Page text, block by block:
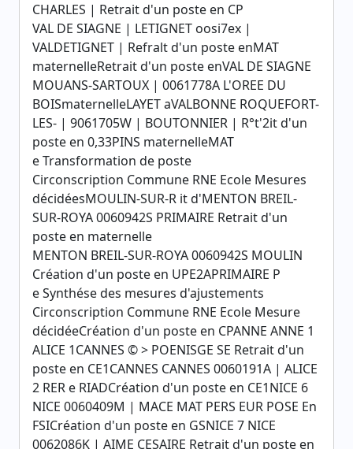
CHARLES | Retrait d'un poste en CP
VAL DE SIAGNE | LETIGNET oosi7ex |
VALDETIGNET | Refralt d'un poste enMAT
maternelleRetrait d'un poste enVAL DE SIAGNE
MOUANS-SARTOUX | 0061778A L'OREE DU
BOISmaternelleLAYET aVALBONNE ROQUEFORT-
LES- | 9061705W | BOUTONNIER | R°t'2it d'un
poste en 0,33PINS maternelleMAT
e Transformation de poste
Circonscription Commune RNE Ecole Mesures
décidéesMOULIN-SUR-R it d'MENTON BREIL-
SUR-ROYA 0060942S PRIMAIRE Retrait d'un
poste en maternelle
MENTON BREIL-SUR-ROYA 0060942S MOULIN
Création d'un poste en UPE2APRIMAIRE P
e Synthése des mesures d'ajustements
Circonscription Commune RNE Ecole Mesure
décidéeCréation d'un poste en CPANNE ANNE 1
ALICE 1CANNES © > POENISGE SE Retrait d'un
poste en CE1CANNES CANNES 0060191A | ALICE
2 RER e RIADCréation d'un poste en CE1NICE 6
NICE 0060409M | MACE MAT PERS EUR POSE En
FSICréation d'un poste en GSNICE 7 NICE
0062086K | AIME CESAIRE Retrait d'un poste en